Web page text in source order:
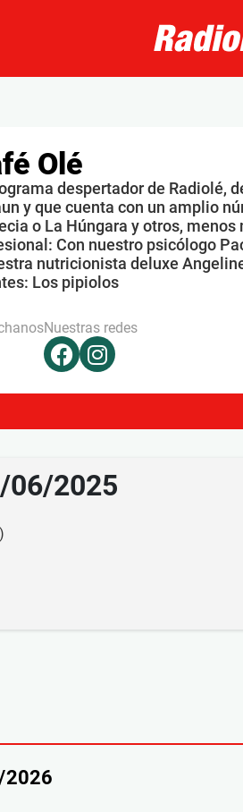
Olé
despertador de Radiolé,
y que cuenta con un amplio
o La Húngara y otros,
Con nuestro psicólogo
nutricionista deluxe
Los pipiolos
Nuestras redes
06/2025
2026